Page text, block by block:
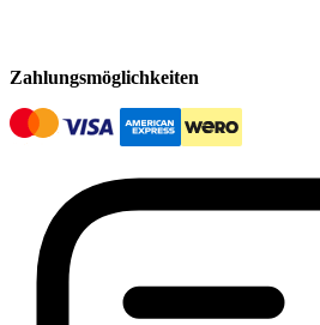
Zahlungsmöglichkeiten